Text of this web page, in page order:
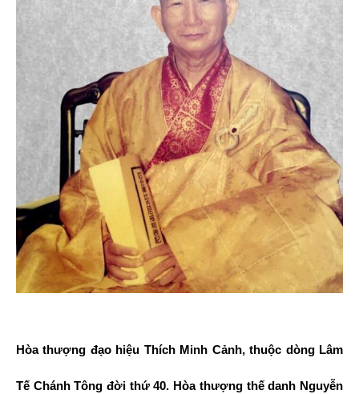
Hòa thượng đạo hiệu Thích Minh Cảnh, thuộc dòng Lâm
Tế Chánh Tông đời thứ 40. Hòa thượng thế danh Nguyễn